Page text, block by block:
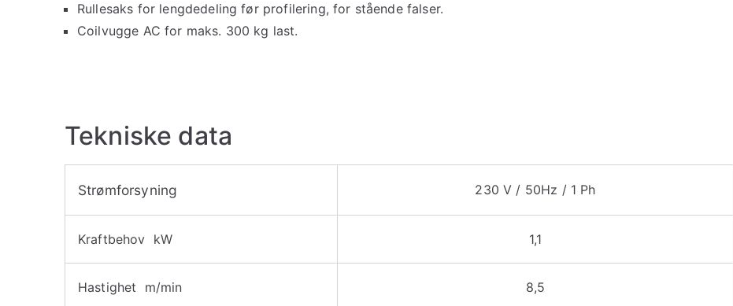
Rullesaks for lengdedeling før profilering, for stående falser.
Coilvugge AC for maks. 300 kg last.
Tekniske data
Strømforsyning 230 V / 50Hz / 1 Ph
Kraftbehov kW 1,1
Hastighet m/min 8,5